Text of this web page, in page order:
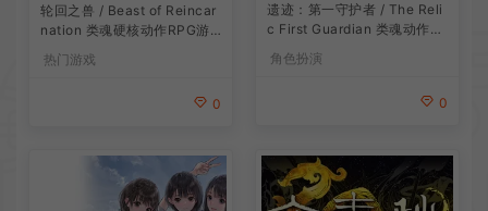
轮回之兽 / Beast of Reincar
nation 类魂硬核动作RPG游
热门游戏
0
遗迹：第一守护者 / The Reli
c First Guardian 类魂动作R
PG游戏
角色扮演
0